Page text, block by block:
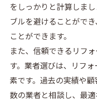
をしっかりと計算しま
ブルを避けることがで
ことができます。
また、信頼できるリフ
す。業者選びは、リフ
素です。過去の実績や
数の業者と相談し、最